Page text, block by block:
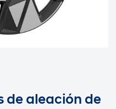
de aleación de